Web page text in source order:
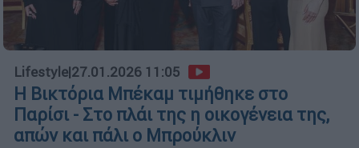
Lifestyle|27.01.2026 11:05
Η Βικτόρια Μπέκαμ τιμήθηκε στο
Παρίσι - Στο πλάι της η οικογένεια της,
απών και πάλι ο Μπρούκλιν